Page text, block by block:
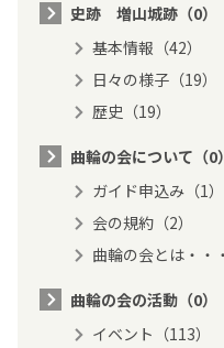
史跡 増山城跡（0）
基本情報（42）
日々の様子（19）
歴史（19）
曲輪の会について（0）
ガイド申込み（1）
会の規約（2）
曲輪の会とは・・
曲輪の会の活動（0）
イベント（113）